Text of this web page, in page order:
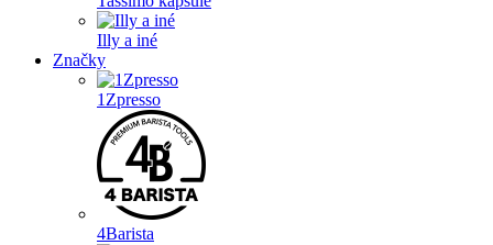
Illy a iné
Značky
1Zpresso
4Barista